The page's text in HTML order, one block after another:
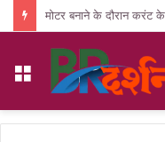
मोटर बनाने के दौरान करंट
Menu